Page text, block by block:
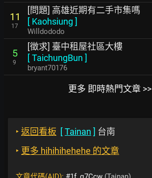
11
17
[問題] 高雄近期有二手市集嗎
[ Kaohsiung ]
Willdododo
5
9
[徵求] 臺中租屋社區大樓
[TaichungBun ]
bryant70176
更多 即時熱門文章 >>
‣ 返回看板 [Tainan ] 台南
‣ 更多 hihihihehehe 的文章